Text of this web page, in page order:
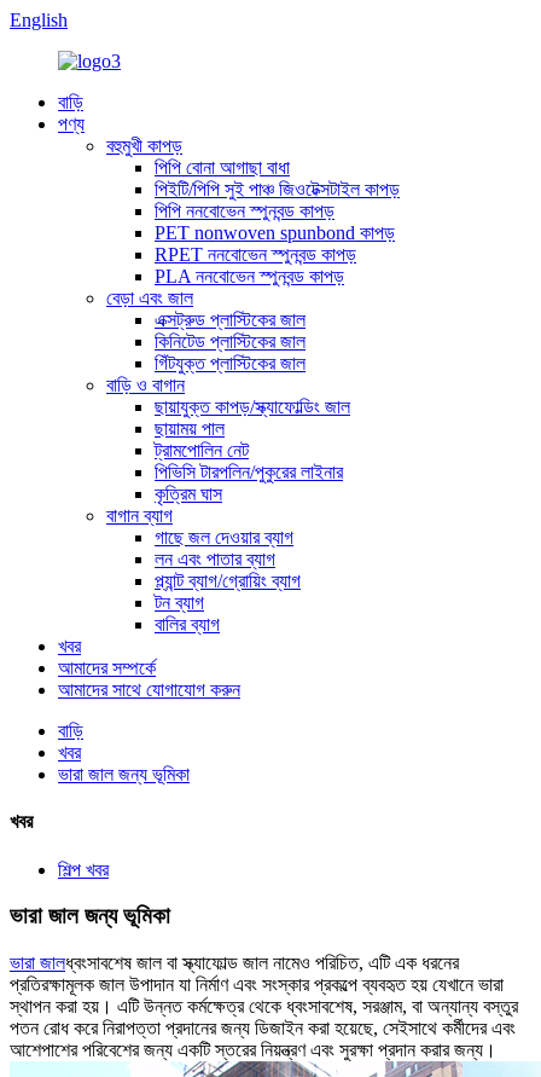
English
বাড়ি
পণ্য
বহুমুখী কাপড়
পিপি বোনা আগাছা বাধা
পিইটি/পিপি সুই পাঞ্চ জিওটেক্সটাইল কাপড়
পিপি ননবোভেন স্পুনবন্ড কাপড়
PET nonwoven spunbond কাপড়
RPET ননবোভেন স্পুনবন্ড কাপড়
PLA ননবোভেন স্পুনবন্ড কাপড়
বেড়া এবং জাল
এক্সট্রুড প্লাস্টিকের জাল
কিনিটেড প্লাস্টিকের জাল
গিঁটযুক্ত প্লাস্টিকের জাল
বাড়ি ও বাগান
ছায়াযুক্ত কাপড়/স্ক্যাফোল্ডিং জাল
ছায়াময় পাল
ট্রামপোলিন নেট
পিভিসি টারপলিন/পুকুরের লাইনার
কৃত্রিম ঘাস
বাগান ব্যাগ
গাছে জল দেওয়ার ব্যাগ
লন এবং পাতার ব্যাগ
প্ল্যান্ট ব্যাগ/গ্রোয়িং ব্যাগ
টন ব্যাগ
বালির ব্যাগ
খবর
আমাদের সম্পর্কে
আমাদের সাথে যোগাযোগ করুন
বাড়ি
খবর
ভারা জাল জন্য ভূমিকা
খবর
শিল্প খবর
ভারা জাল জন্য ভূমিকা
ভারা জালধ্বংসাবশেষ জাল বা স্ক্যাফোল্ড জাল নামেও পরিচিত, এটি এক ধরনের
প্রতিরক্ষামূলক জাল উপাদান যা নির্মাণ এবং সংস্কার প্রকল্পে ব্যবহৃত হয় যেখানে ভারা
স্থাপন করা হয়। এটি উন্নত কর্মক্ষেত্র থেকে ধ্বংসাবশেষ, সরঞ্জাম, বা অন্যান্য বস্তুর
পতন রোধ করে নিরাপত্তা প্রদানের জন্য ডিজাইন করা হয়েছে, সেইসাথে কর্মীদের এবং
আশেপাশের পরিবেশের জন্য একটি স্তরের নিয়ন্ত্রণ এবং সুরক্ষা প্রদান করার জন্য।